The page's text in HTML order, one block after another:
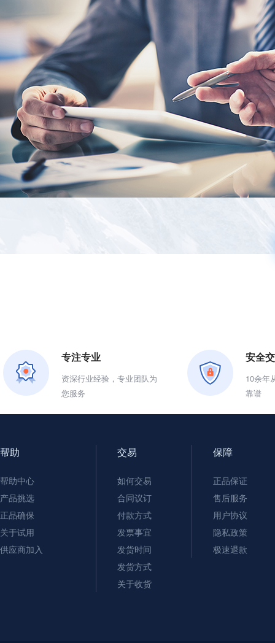
专注专业
资深行业经验，专业团队为
您服务
安全
10余年
靠谱
帮助
帮助中心
产品挑选
正品确保
关于试用
供应商加入
交易
如何交易
合同议订
付款方式
发票事宜
发货时间
发货方式
关于收货
保障
正品保证
售后服务
用户协议
隐私政策
极速退款